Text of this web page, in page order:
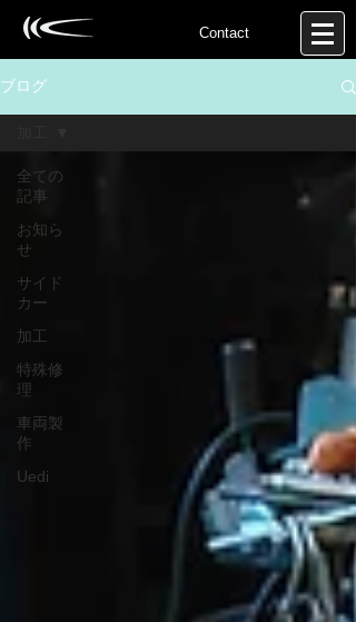
Contact
ブログ
全ての
記事
お知ら
せ
サイド
カー
加工
特殊修
理
車両製
作
Uedi